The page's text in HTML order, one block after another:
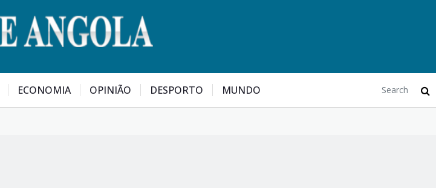
ECONOMIA OPINIÃO DESPORTO MUNDO